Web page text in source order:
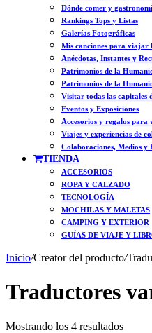
Dónde comer y
Rankings Tops y Listas
Galerías Fotográficas
Mis canciones para viajar
Anécdotas, Instantes y
Patrimonios de la
Patrimonios de la
Visitar todas las capitales
Eventos y Exposiciones
Accesorios y regalos para
Viajes y experiencias de
Colaboraciones, Medios y
TIENDA
ACCESORIOS
ROPA Y CALZADO
TECNOLOGÍA
MOCHILAS Y MALETAS
CAMPING Y EXTERIOR
GUÍAS DE VIAJE Y
Inicio/Creator del producto/
Traductores
Mostrando los 4 resultados